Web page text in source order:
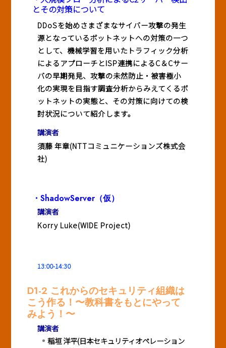
とその対策について
DDoSを始めさまざまなサイバー攻撃の発生
源となっているボットネットへの対策の一つ
として、機械学習を用いたトラフィック分析
によるアプローチとISP連携によるC＆Cサー
バの早期発見、攻撃の未然防止・被害極小
化の実現を目指す調査分析からみえてくるボ
ットネットの実態と、その対策に向けての検
討状況について紹介します。
講演者
須藤 年章(NTTコミュニケーションズ株式会
社)
・ShadowServer（仮）
講演者
Korry Luke(WIDE Project)
13:00-14:30
D1-2 これからのセキュリティ組織は
こう作る！〜教科書をもとにやって
みよう！〜
講演者
稲垣 洋平(日本セキュリティオペレーション